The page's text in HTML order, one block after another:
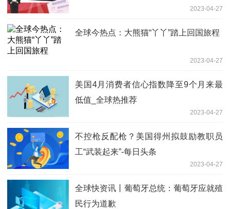
2023-04-27
全球今热点：大熊猫“丫丫”踏上回国旅程
2023-04-27
美国4月消费者信心指数降至9个月来最
低值_全球热推荐
2023-04-27
不控枪反配枪？美国得州拟鼓励教职员
工“武装起来”-每日头条
2023-04-27
全球快资讯丨葡萄牙总统：葡萄牙应就殖
民行为道歉